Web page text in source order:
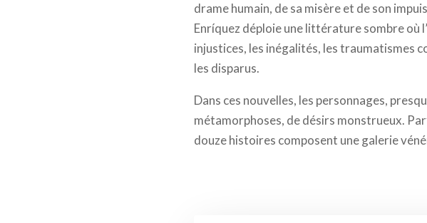
drame humain, de sa misère et de son
Enríquez déploie une littérature sombre où
injustices, les inégalités, les traumatismes
les disparus.
Dans ces nouvelles, les personnages,
métamorphoses, de désirs monstrueux.
douze histoires composent une galerie